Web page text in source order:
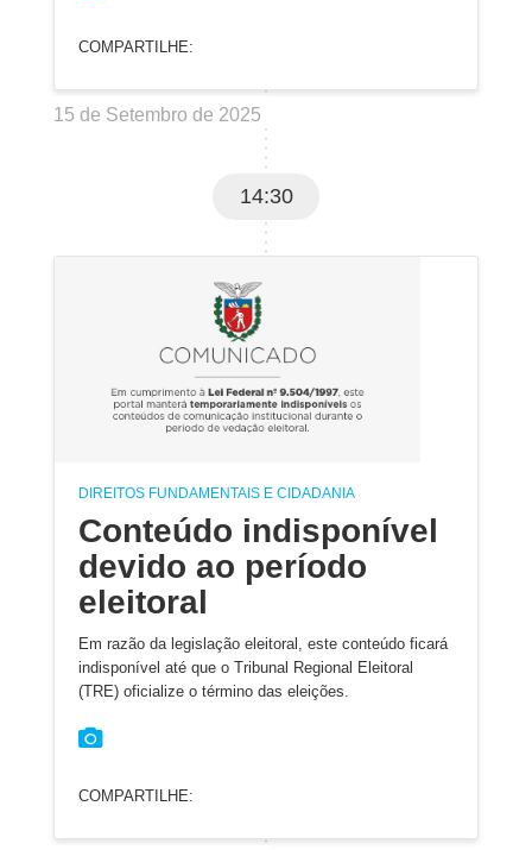
COMPARTILHE:
15 de Setembro de 2025
14:30
DIREITOS FUNDAMENTAIS E CIDADANIA
Conteúdo indisponível
devido ao período
eleitoral
Em razão da legislação eleitoral, este conteúdo ficará
indisponível até que o Tribunal Regional Eleitoral
(TRE) oficialize o término das eleições.
COMPARTILHE: